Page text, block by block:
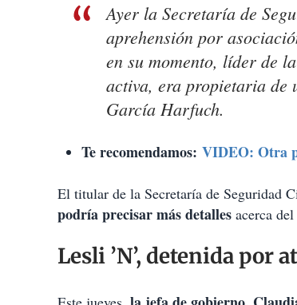
Ayer la Secretaría de
aprehensión por
en su momento, líder de
activa, era propietaria de
García Harfuch.
Te recomendamos: VIDEO: Otra
El titular de la Secretaría de Seguridad
podría precisar más detalles acerca
Lesli ’N’, detenida por